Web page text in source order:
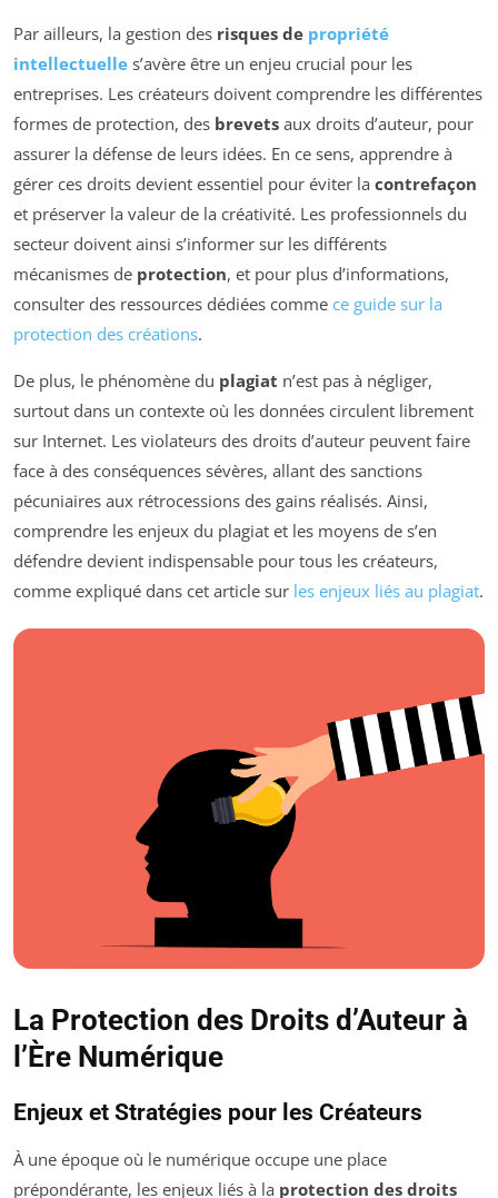
Par ailleurs, la gestion des risques de propriété
intellectuelle s’avère être un enjeu crucial pour les
entreprises. Les créateurs doivent comprendre les différentes
formes de protection, des brevets aux droits d’auteur, pour
assurer la défense de leurs idées. En ce sens, apprendre à
gérer ces droits devient essentiel pour éviter la contrefaçon
et préserver la valeur de la créativité. Les professionnels du
secteur doivent ainsi s’informer sur les différents
mécanismes de protection, et pour plus d’informations,
consulter des ressources dédiées comme ce guide sur la
protection des créations.
De plus, le phénomène du plagiat n’est pas à négliger,
surtout dans un contexte où les données circulent librement
sur Internet. Les violateurs des droits d’auteur peuvent faire
face à des conséquences sévères, allant des sanctions
pécuniaires aux rétrocessions des gains réalisés. Ainsi,
comprendre les enjeux du plagiat et les moyens de s’en
défendre devient indispensable pour tous les créateurs,
comme expliqué dans cet article sur les enjeux liés au plagiat.
La Protection des Droits d’Auteur à
l’Ère Numérique
Enjeux et Stratégies pour les Créateurs
À une époque où le numérique occupe une place
prépondérante, les enjeux liés à la protection des droits